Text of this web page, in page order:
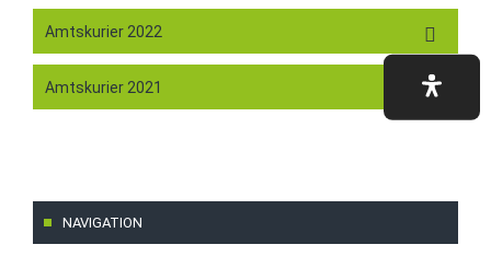
Amtskurier 2022
Amtskurier 2021
NAVIGATION